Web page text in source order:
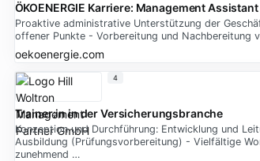
ÖKOENERGIE Karriere: Management
Proaktive administrative Unterstützung der
offener Punkte - Vorbereitung und Nachbereitung
oekoenergie.com
Trainer:in in der Versicherungsbranche
Konzeption und Durchführung: Entwicklung und
Ausbildung (Prüfungsvorbereitung) - Vielfältige
zunehmend …
4